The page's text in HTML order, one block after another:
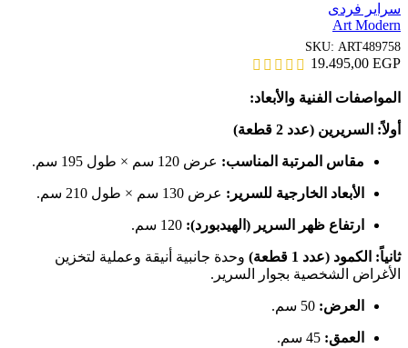
سراير فردى
Art Modern
SKU: ART489758
19.495,00 EGP
المواصفات الفنية والأبعاد:
أولاً: السريرين (عدد 2 قطعة)
مقاس المرتبة المناسب: عرض 120 سم × طول 195 سم.
الأبعاد الخارجية للسرير: عرض 130 سم × طول 210 سم.
ارتفاع ظهر السرير (الهيدبورد):
ثانياً: الكمود (عدد 1 قطعة)
وحدة جانبية أنيقة وعملية لتخزين
الأغراض الشخصية بجوار السرير.
العرض:
العمق: